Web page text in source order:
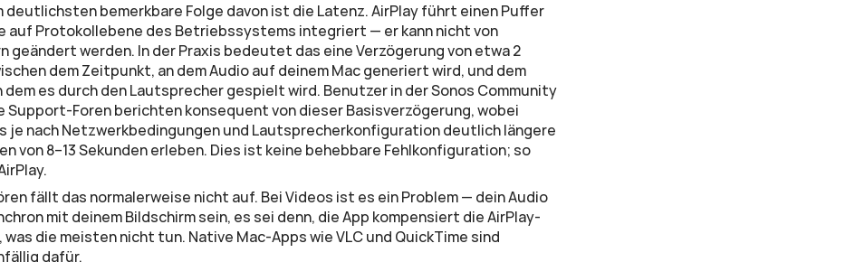
deutlichsten bemerkbare Folge davon ist die Latenz. AirPlay führt einen Puffer
auf Protokollebene des Betriebssystems integriert — er kann nicht von
geändert werden. In der Praxis bedeutet das eine Verzögerung von etwa 2
dem Zeitpunkt, an dem Audio auf deinem Mac generiert wird, und dem
es durch den Lautsprecher gespielt wird. Benutzer in der Sonos Community
Support-Foren berichten konsequent von dieser Basisverzögerung, wobei
je nach Netzwerkbedingungen und Lautsprecherkonfiguration deutlich längere
von 8–13 Sekunden erleben. Dies ist keine behebbare Fehlkonfiguration; so
fällt das normalerweise nicht auf. Bei Videos ist es ein Problem — dein Audio
mit deinem Bildschirm sein, es sei denn, die App kompensiert die AirPlay-
was die meisten nicht tun. Native Mac-Apps wie VLC und QuickTime sind
dafür.